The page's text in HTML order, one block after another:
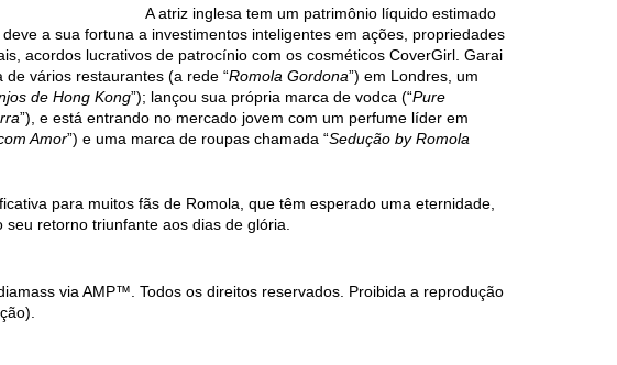
A atriz inglesa tem um patrimônio líquido estimado
a sua fortuna a investimentos inteligentes em ações, propriedades
acordos lucrativos de patrocínio com os cosméticos CoverGirl. Garai
vários restaurantes (a rede “Romola Gordona”) em Londres, um
de Hong Kong”); lançou sua própria marca de vodca (“Pure
”), e está entrando no mercado jovem com um perfume líder em
Amor”) e uma marca de roupas chamada “Sedução by Romola
para muitos fãs de Romola, que têm esperado uma eternidade,
seu retorno triunfante aos dias de glória.
via AMP™. Todos os direitos reservados. Proibida a reprodução